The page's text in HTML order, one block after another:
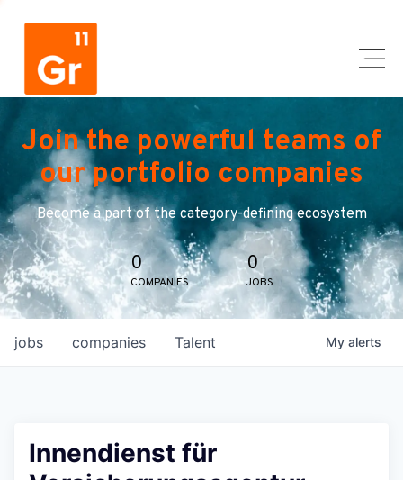
Join the powerful teams of
our portfolio companies
Become a part of the category-defining ecosystem
0
COMPANIES
0
JOBS
jobs companies Talent My alerts
Innendienst für